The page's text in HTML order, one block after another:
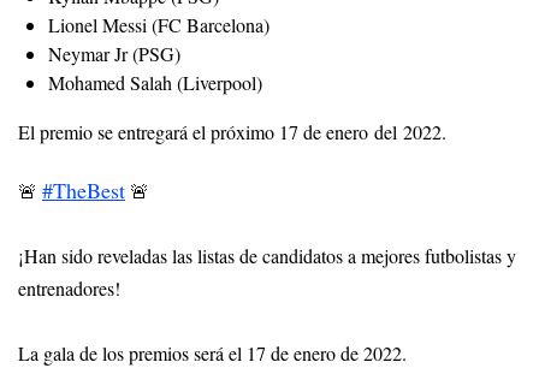
Lionel Messi (FC Barcelona)
Neymar Jr (PSG)
Mohamed Salah (Liverpool)
El premio se entregará el próximo 17 de enero del 2022.
🚨 #TheBest 🚨
¡Han sido reveladas las listas de candidatos a mejores futbolistas y
entrenadores!
La gala de los premios será el 17 de enero de 2022.